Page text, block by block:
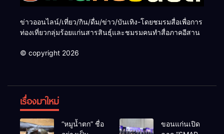
ข่าวออนไลน์/เที่ยว/กิน/ดื่ม/ข่าว/บันเทิง-โดยชมรมสื่อเพื่อการ
ท่องเที่ยวกลุ่มร้อยแก่นสารสินธุ์และชมรมคนทำสื่อภาคอีสาน
© copyright 2026
เรื่องมาใหม่
“หมูน้ำตก” ชื่อ
ขอนแก่นเปิด